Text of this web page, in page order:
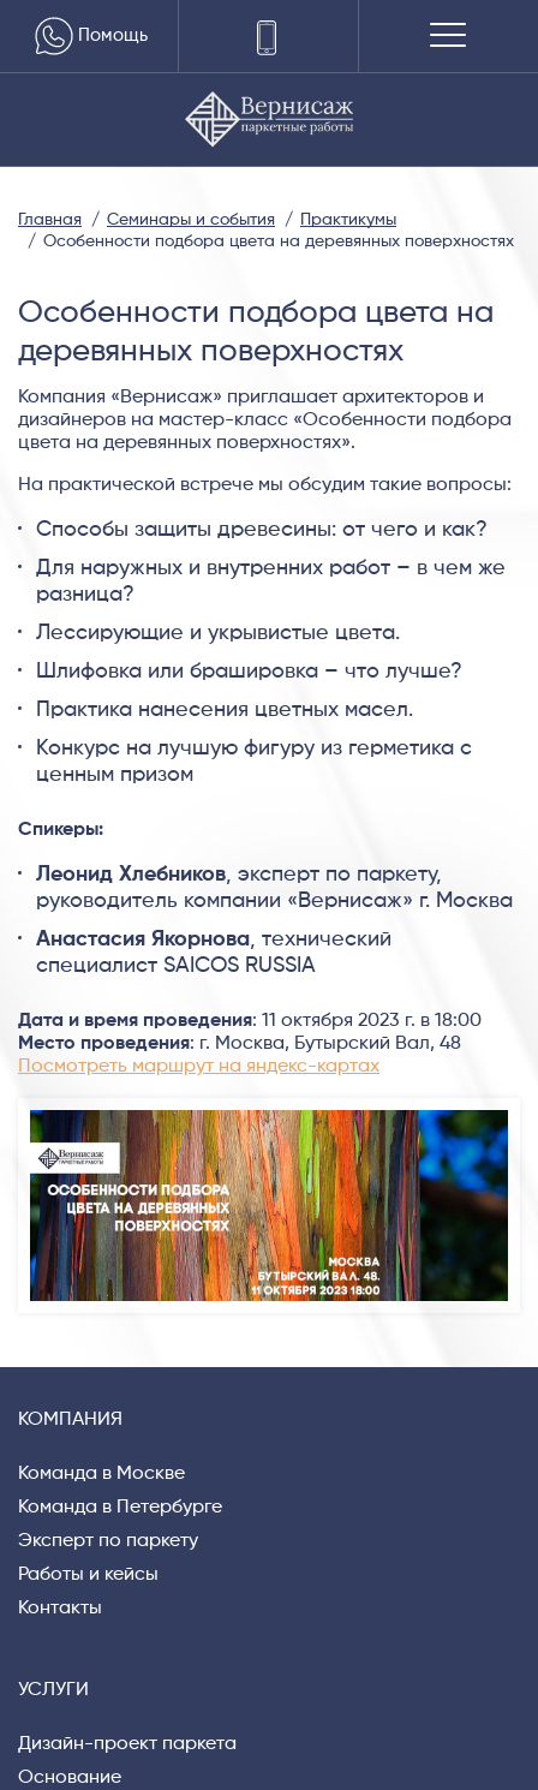
Помощь
Главная Семинары и события
Практикумы
Особенности подбора цвета на деревянных поверхностях
Особенности подбора цвета на
деревянных поверхностях
Компания «Вернисаж» приглашает архитекторов и
дизайнеров на мастер-класс «Особенности подбора
цвета на деревянных поверхностях».
На практической встрече мы обсудим такие вопросы:
Способы защиты древесины: от чего и как?
Для наружных и внутренних работ – в чем же
разница?
Лессирующие и укрывистые цвета.
Шлифовка или брашировка – что лучше?
Практика нанесения цветных масел.
Конкурс на лучшую фигуру из герметика с
ценным призом
Спикеры:
Леонид Хлебников, эксперт по паркету,
руководитель компании «Вернисаж» г. Москва
Анастасия Якорнова, технический
специалист SAICOS RUSSIA
Дата и время проведения: 11 октября 2023 г. в 18:00
Место проведения: г. Москва, Бутырский Вал, 48
Посмотреть маршрут на яндекс-картах
КОМПАНИЯ
Команда в Москве
Команда в Петербурге
Эксперт по паркету
Работы и кейсы
Контакты
УСЛУГИ
Дизайн-проект паркета
Основание